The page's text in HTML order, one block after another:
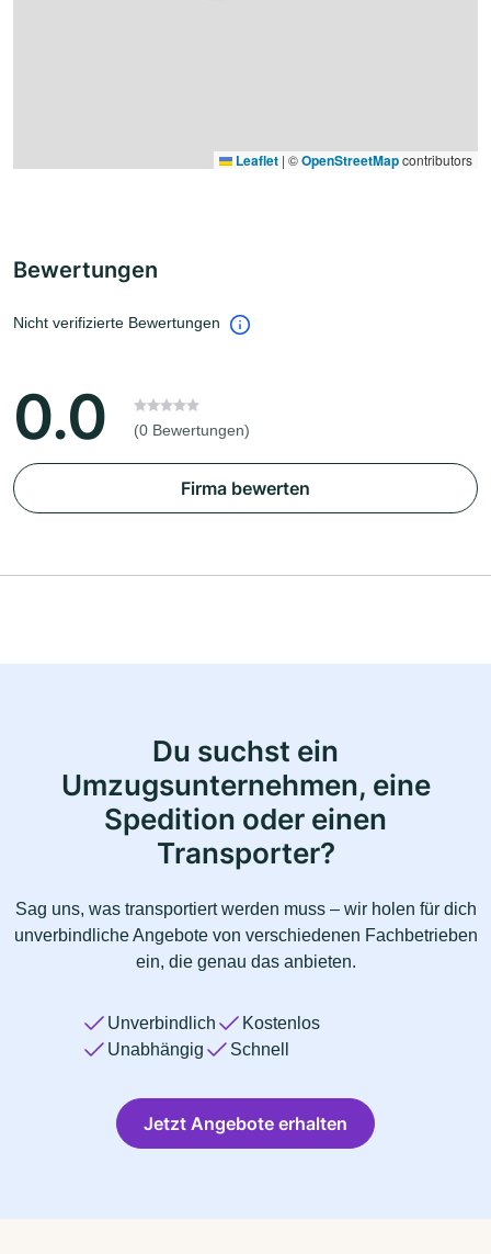
Leaflet | ©OpenStreetMapcontributors
Bewertungen
Nicht verifizierte Bewertungen
0.0 (0 Bewertungen)
Firma bewerten
Du suchst ein
Umzugsunternehmen, eine
Spedition oder einen
Transporter?
Sag uns, was transportiert werden muss – wir holen für dich
unverbindliche Angebote von verschiedenen Fachbetrieben
ein, die genau das anbieten.
Unverbindlich
Kostenlos
Unabhängig
Schnell
Jetzt Angebote erhalten